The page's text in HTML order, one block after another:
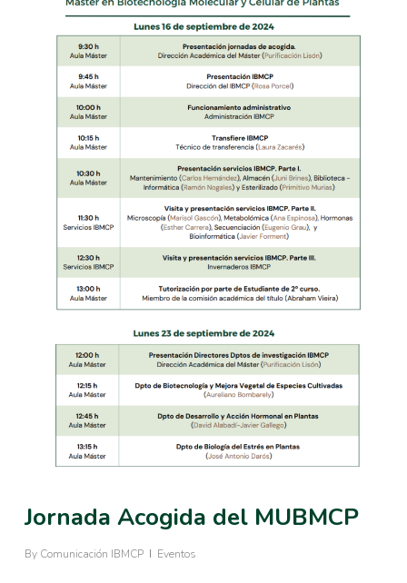
Jornada Acogida del MUBMCP
By Comunicación IBMCP Eventos